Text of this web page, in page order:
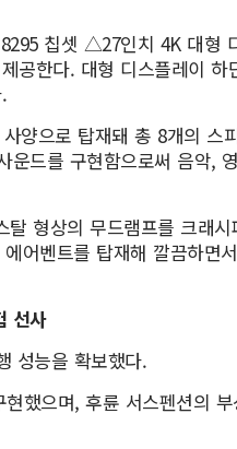
칩셋 △27인치 4K 대형
공한다. 대형 디스플레이 하
양으로 탑재돼 총 8개의 스
운드를 구현함으로써 음악,
형상의 무드램프를 크래시
어벤트를 탑재해 깔끔하면
선사
성능을 확보했다.
했으며, 후륜 서스펜션의